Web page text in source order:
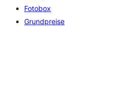
Fotobox
Grundpreise